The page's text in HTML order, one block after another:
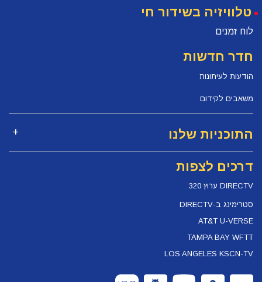
טלוויזיה בשידור חי
לוח זמנים
חדר חדשות
הודעות לעיתונות
משאבים לקידום
התוכניות שלנו
דרכים לצפות
DIRECTV ערוץ 320
סטרימינג ב-DIRECTV
AT&T U-VERSE
TAMPA BAY WFTT
LOS ANGELES KSCN-TV